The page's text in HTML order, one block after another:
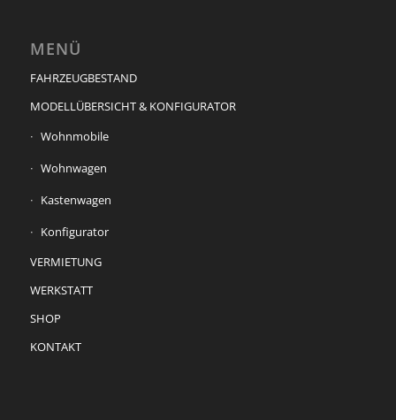
MENÜ
FAHRZEUGBESTAND
MODELLÜBERSICHT & KONFIGURATOR
Wohnmobile
Wohnwagen
Kastenwagen
Konfigurator
VERMIETUNG
WERKSTATT
SHOP
KONTAKT